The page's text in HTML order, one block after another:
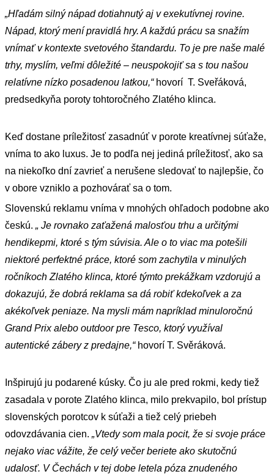
„Hľadám silný nápad dotiahnutý aj v exekutívnej rovine.
Nápad, ktorý mení pravidlá hry. A každú prácu sa snažím
vnímať v kontexte svetového štandardu. To je pre naše malé
trhy, myslím, veľmi dôležité – neuspokojiť sa s tou našou
relatívne nízko posadenou latkou,“hovorí T. Sveřáková,
predsedkyňa poroty tohtoročného Zlatého klinca.
Keď dostane príležitosť zasadnúť v porote kreatívnej súťaže,
vníma to ako luxus. Je to podľa nej jediná príležitosť, ako sa
na niekoľko dní zavrieť a nerušene sledovať to najlepšie, čo
v obore vzniklo a pozhovárať sa o tom.
Slovenskú reklamu vníma v mnohých ohľadoch podobne ako
českú. „ Je rovnako zaťažená malosťou trhu a určitými
hendikepmi, ktoré s tým súvisia. Ale o to viac ma potešili
niektoré perfektné práce, ktoré som zachytila v minulých
ročníkoch Zlatého klinca, ktoré týmto prekážkam vzdorujú a
dokazujú, že dobrá reklama sa dá robiť kdekoľvek a za
akékoľvek peniaze. Na mysli mám napríklad minuloročnú
Grand Prix alebo outdoor pre Tesco, ktorý využíval
autentické zábery z predajne,“hovorí T. Svěráková.
Inšpirujú ju podarené kúsky. Čo ju ale pred rokmi, kedy tiež
zasadala v porote Zlatého klinca, milo prekvapilo, bol prístup
slovenských porotcov k súťaži a tiež celý priebeh
odovzdávania cien. „Vtedy som mala pocit, že si svoje práce
nejako viac vážite, že celý večer beriete ako skutočnú
udalosť. V Čechách v tej dobe letela póza znudeného